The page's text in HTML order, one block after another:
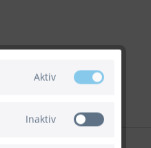
Aktiv
Inaktiv